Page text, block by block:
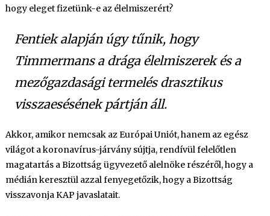
hogy eleget fizetünk-e az élelmiszerért?
Fentiek alapján úgy tűnik, hogy
Timmermans a drága élelmiszerek és a
mezőgazdasági termelés drasztikus
visszaesésének pártján áll.
Akkor, amikor nemcsak az Európai Uniót, hanem az egész
világot a koronavírus-járvány sújtja, rendívül felelőtlen
magatartás a Bizottság ügyvezető alelnöke részéről, hogy a
médián keresztül azzal fenyegetőzik, hogy a Bizottság
visszavonja KAP javaslatait.